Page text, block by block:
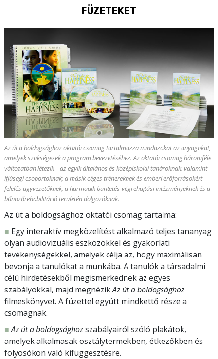
FÜZETEKET
Az út a boldogsághoz oktatói csomag tartalmazza mindazokat az anyagokat,
amelyek szükségesek a program bevezetéséhez. Az oktatói csomag háromféle
változatban létezik – az egyik általános és középiskolai tanároknak, valamint
ifjúsági csoportoknak; a másik céges trénereknek és emberi erőforrásokért
felelős ügyvezetőknek; a harmadik büntetés-végrehajtási intézményeknek és a
bűnözőrehabilitáció területén dolgozóknak.
Az út a boldogsághoz oktatói csomag tartalma:
■ Egy interaktív megközelítést alkalmazó teljes tananyag
olyan audiovizuális eszközökkel és gyakorlati
tevékenységekkel, amelyek célja az, hogy maximálisan
bevonja a tanulókat a munkába. A tanulók a társadalmi
célú hirdetésekből megismerkednek az egyes
szabályokkal, majd megnézikAz út a boldogsághoz
filmeskönyvet. A füzettel együtt mindkettő része a
csomagnak.
■Az út a boldogsághozszabályairól szóló plakátok,
amelyek alkalmasak osztálytermekben, étkezőkben és
folyosókon való kifüggesztésre.